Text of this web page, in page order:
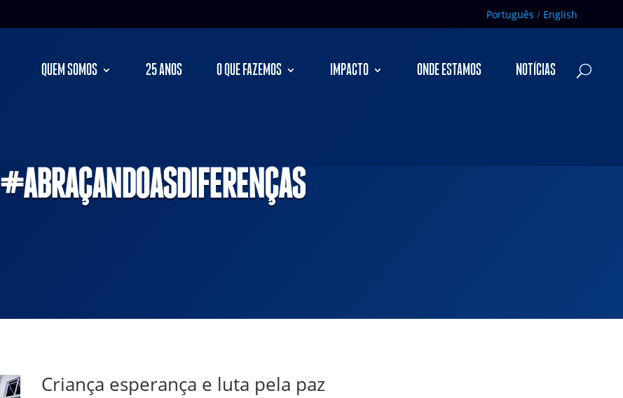
Português / English
QUEM SOMOS 25 ANOS O QUE FAZEMOS IMPACTO ONDE ESTAMOS NOTÍCIAS
#ABRAÇANDOASDIFERENÇAS
Criança esperança e luta pela paz